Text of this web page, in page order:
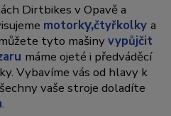
Dirtbikes v Opavě a
motorky,čtyřkolkya
tyto mašinyvypůjčit
máme ojeté i předváděcí
Vybavíme vás od hlavy k
vaše stroje doladíte
.